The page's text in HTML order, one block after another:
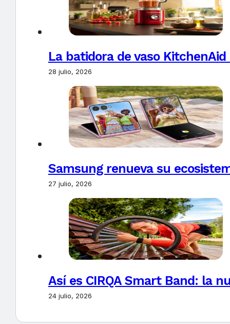
La batidora de vaso
28 julio, 2026
Samsung renueva su
27 julio, 2026
Así es CIRQA Smart Band: la
24 julio, 2026